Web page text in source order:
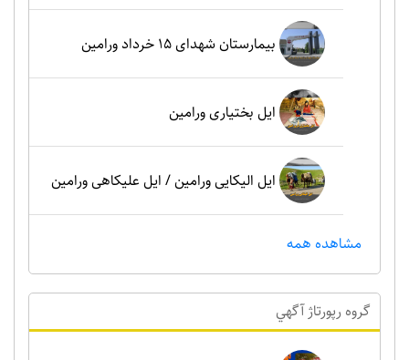
بیمارستان شهدای 15 خرداد ورامین
ایل بختیاری ورامین
ایل الیکایی ورامین / ایل علیکاهی ورامین
مشاهده همه
گروه رپورتاژ آگهي